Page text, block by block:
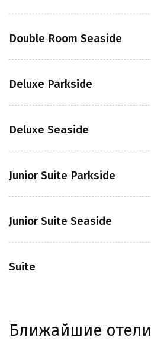
Double Room Seaside
Deluxe Parkside
Deluxe Seaside
Junior Suite Parkside
Junior Suite Seaside
Suite
Ближайшие отели